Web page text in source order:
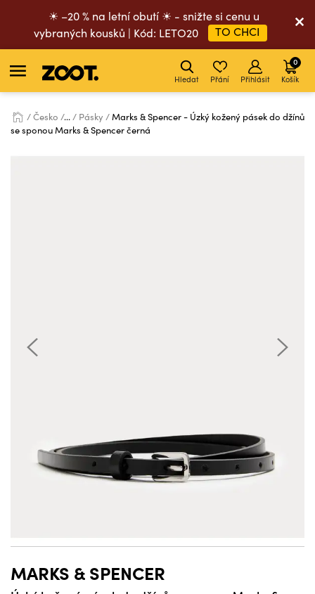
☀ –20 % na letní obutí ☀ - snižte si cenu u
vybraných kousků | Kód: LETO20
TO CHCI
Hledat Přání Přihlásit Košík
0
Česko ... Pásky
Marks & Spencer - Úzký kožený pásek do džínů
se sponou Marks & Spencer černá
MARKS & SPENCER